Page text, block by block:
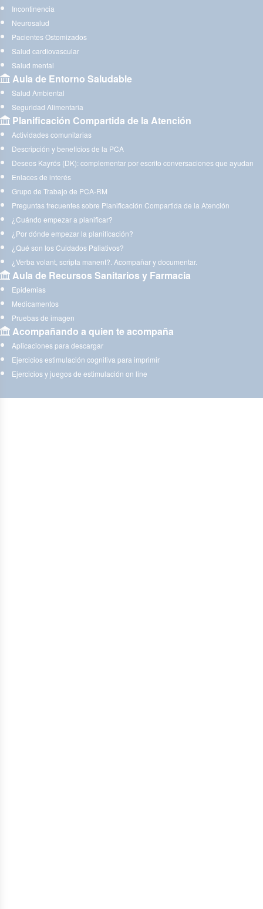
Incontinencia
Neurosalud
Pacientes Ostomizados
Salud cardiovascular
Salud mental
Aula de Entorno Saludable
Salud Ambiental
Seguridad Alimentaria
Planificación Compartida de la Atención
Actividades comunitarias
Descripción y beneficios de la PCA
Deseos Kayrós (DK): complementar por escrito conversaciones que ayudan
Enlaces de interés
Grupo de Trabajo de PCA-RM
Preguntas frecuentes sobre Planificación Compartida de la Atención
¿Cuándo empezar a planificar?
¿Por dónde empezar la planificación?
¿Qué son los Cuidados Paliativos?
¿Verba volant, scripta manent?. Acompañar y documentar.
Aula de Recursos Sanitarios y Farmacia
Epidemias
Medicamentos
Pruebas de imagen
Acompañando a quien te acompaña
Aplicaciones para descargar
Ejercicios estimulación cognitiva para imprimir
Ejercicios y juegos de estimulación on line